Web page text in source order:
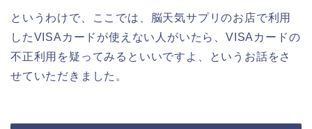
というわけで、ここでは、脳天気サプリのお店で利用
したVISAカードが使えない人がいたら、VISAカードの
不正利用を疑ってみるといいですよ、というお話をさ
せていただきました。